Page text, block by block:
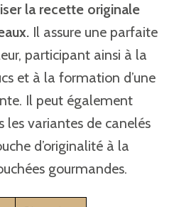
la recette originale
Il assure une parfaite
participant ainsi à la
et à la formation d’une
Il peut également
les variantes de canelés
d’originalité à la
gourmandes.